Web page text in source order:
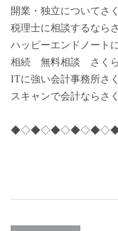
開業・独立についてさ
税理士に相談するなら
ハッピーエンドノート
相続 無料相談 さくら
ITに強い会計事務所さ
スキャンで会計ならさ